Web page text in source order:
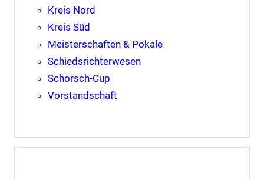
Kreis Nord
Kreis Süd
Meisterschaften & Pokale
Schiedsrichterwesen
Schorsch-Cup
Vorstandschaft